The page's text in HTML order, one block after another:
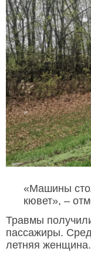
«Машины
кювет», –
Травмы
пассажиры.
летняя